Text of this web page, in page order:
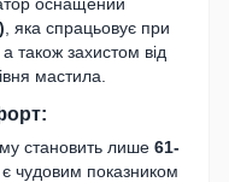
, яка спрацьовує при
а також захистом від
мастила.
становить лише 61-
є чудовим показником